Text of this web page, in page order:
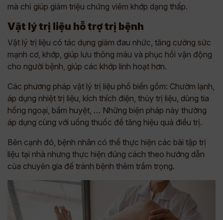
mà chỉ giúp giảm triệu chứng viêm khớp dạng thấp.
Vật lý trị liệu hỗ trợ trị bệnh
Vật lý trị liệu có tác dụng giảm đau nhức, tăng cường sức
mạnh cơ, khớp, giúp lưu thông máu và phục hồi vận động
cho người bệnh, giúp các khớp linh hoạt hơn.
Các phương pháp vật lý trị liệu phổ biến gồm: Chườm lạnh,
áp dụng nhiệt trị liệu, kích thích điện, thủy trị liệu, dùng tia
hồng ngoại, bấm huyệt, … Những biện pháp này thường
áp dụng cùng với uống thuốc để tăng hiệu quả điều trị.
Bên cạnh đó, bệnh nhân có thể thực hiện các bài tập trị
liệu tại nhà nhưng thực hiện đúng cách theo hướng dẫn
của chuyên gia để tránh bệnh thêm trầm trọng.